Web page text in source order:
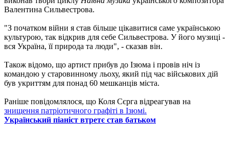
Валентина Сильвестрова.
"З початком війни я став більше цікавитися саме українською
культурою, так відкрив для себе Сильвестрова. У його музиці -
вся Україна, її природа та люди", - сказав він.
Також відомо, що артист прибув до Ізюма і провів ніч із
командою у старовинному льоху, який під час військових дій
був укриттям для понад 60 мешканців міста.
Раніше повідомлялося, що Коля Сєрга відреагував на
знищення патріотичного графіті в Ізюмі.
Український піаніст втретє став батьком